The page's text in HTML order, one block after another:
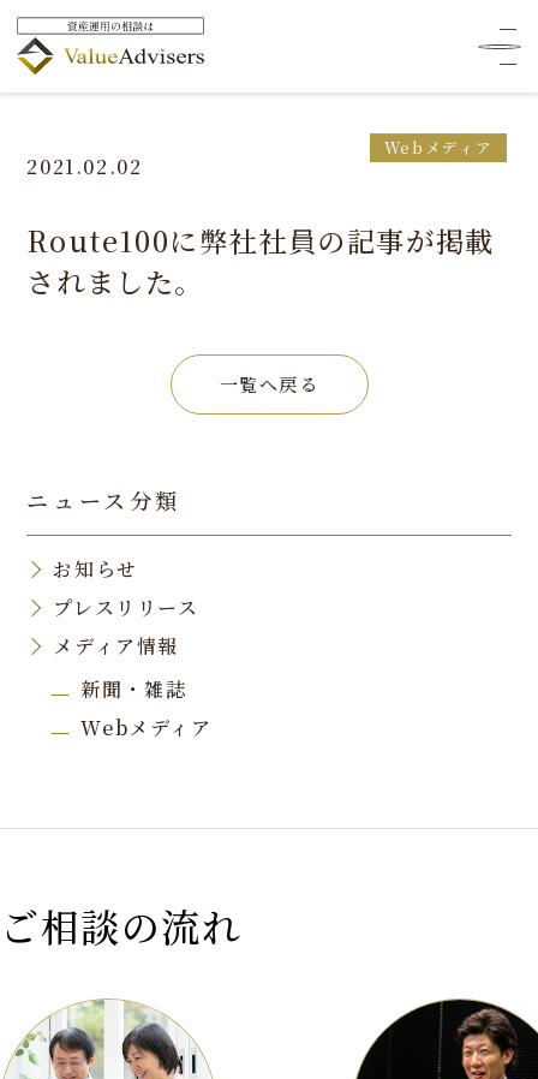
HOME ニュース
Route100に弊社社員の記事が掲載されました。
2021.02.02
Webメディア
Route100に弊社社員の記事が掲載
されました。
一覧へ戻る
ニュース分類
お知らせ
プレスリリース
メディア情報
新聞・雑誌
Webメディア
ご相談の流れ